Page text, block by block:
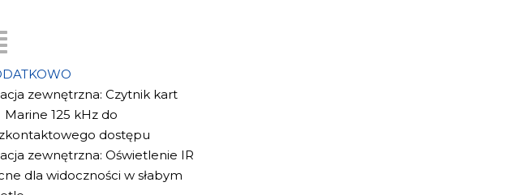
zewnętrzna: Czytnik kart
Marine 125 kHz do
dostępu
zewnętrzna: Oświetlenie IR
dla widoczności w słabym